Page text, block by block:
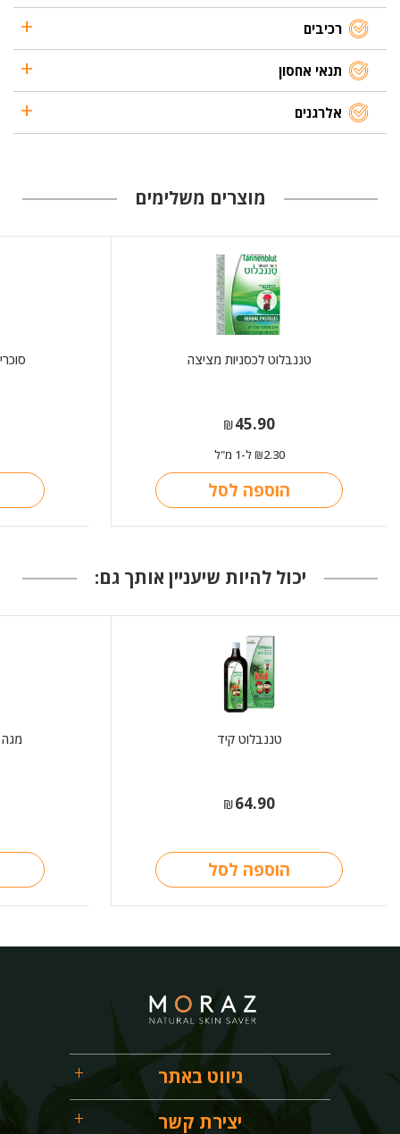
רכיבים
תנאי אחסון
אלרגנים
מוצרים משלימים
טננבלוט לכסניות מציצה
₪45.90
₪2.30 ל-1 מ"ל
הוספה לסל
יכול להיות שיעניין אותך גם:
טננבלוט קיד
₪64.90
הוספה לסל
מגה
ניווט באתר
יצירת קשר